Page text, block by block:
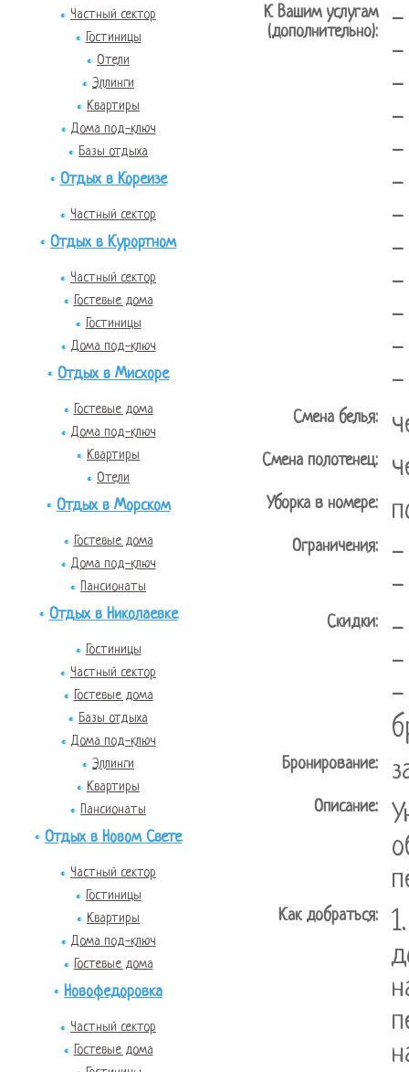
Частный сектор
Гостиницы
Отели
Эллинги
Квартиры
Дома под-ключ
Базы отдыха
Отдых в Кореизе
Частный сектор
Отдых в Курортном
Частный сектор
Гостевые дома
Гостиницы
Дома под-ключ
Отдых в Мисхоре
Гостевые дома
Дома под-ключ
Квартиры
Отели
Отдых в Морском
Гостевые дома
Дома под-ключ
Пансионаты
Отдых в Николаевке
Гостиницы
Частный сектор
Гостевые дома
Базы отдыха
Дома под-ключ
Эллинги
Квартиры
Пансионаты
Отдых в Новом Свете
Частный сектор
Гостиницы
Квартиры
Дома под-ключ
Гостевые дома
Новофедоровка
Частный сектор
Гостевые дома
К Вашим услугам
(дополнительно):
-
-
-
-
-
-
-
-
-
-
-
-
Смена белья:
Смена полотенец:
Уборка в номере:
Ограничения:
-
-
Скидки:
-
-
-
Бронирование:
Описание:
Как добраться: